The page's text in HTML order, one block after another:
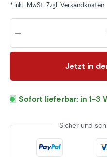
* inkl. MwSt. Zzgl. Versandkosten
Jetzt in
Sofort lieferbar: in 1-3
Sicher und